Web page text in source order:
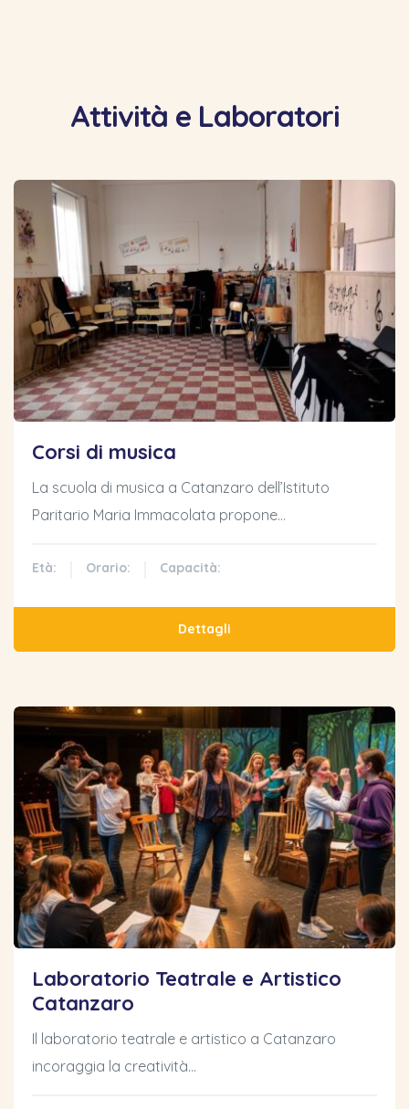
Attività e Laboratori
Corsi di musica
La scuola di musica a Catanzaro dell’Istituto
Paritario Maria Immacolata propone…
Età: Orario: Capacità:
Dettagli
Laboratorio Teatrale e Artistico
Catanzaro
Il laboratorio teatrale e artistico a Catanzaro
incoraggia la creatività…